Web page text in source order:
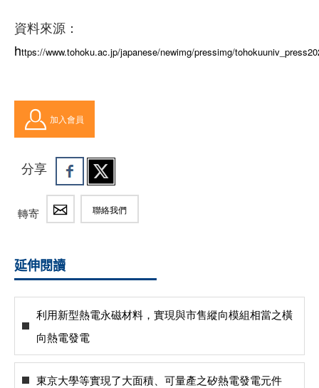
資料來源：
https://www.tohoku.ac.jp/japanese/newimg/pressimg/
加入會員
分享
轉寄 聯絡我們
延伸閱讀
利用新型熱電永磁材料，實現與市售縱向模組相當之橫
向熱電發電
東京大學等實現了大面積、可量產之矽熱電發電元件